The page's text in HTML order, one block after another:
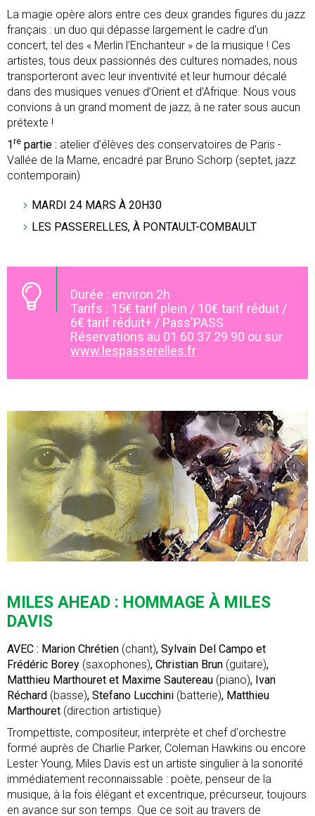
La magie opère alors entre ces deux grandes figures du jazz
français : un duo qui dépasse largement le cadre d’un
concert, tel des « Merlin l’Enchanteur » de la musique ! Ces
artistes, tous deux passionnés des cultures nomades, nous
transporteront avec leur inventivité et leur humour décalé
dans des musiques venues d’Orient et d’Afrique. Nous vous
convions à un grand moment de jazz, à ne rater sous aucun
prétexte !
1re partie : atelier d’élèves des conservatoires de Paris -
Vallée de la Marne, encadré par Bruno Schorp (septet, jazz
contemporain)
MARDI 24 MARS À 20H30
LES PASSERELLES, À PONTAULT-COMBAULT
Durée : environ 2h
Tarifs : 15€ tarif plein / 10€ tarif réduit /
6€ tarif réduit+ / Pass'PASS
Réservations au 01 60 37 29 90 ou sur
www.lespasserelles.fr
MILES AHEAD : HOMMAGE À MILES
DAVIS
AVEC : Marion Chrétien (chant), Sylvain Del Campo et
Frédéric Borey (saxophones), Christian Brun (guitare),
Matthieu Marthouret et Maxime Sautereau (piano), Ivan
Réchard (basse), Stefano Lucchini (batterie), Matthieu
Marthouret (direction artistique)
Trompettiste, compositeur, interprète et chef d'orchestre
formé auprès de Charlie Parker, Coleman Hawkins ou encore
Lester Young, Miles Davis est un artiste singulier à la sonorité
immédiatement reconnaissable : poète, penseur de la
musique, à la fois élégant et excentrique, précurseur, toujours
en avance sur son temps. Que ce soit au travers de